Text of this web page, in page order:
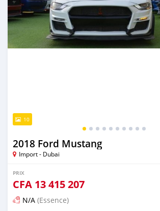
10
2018 Ford Mustang
Import - Dubai
PRIX
CFA 13 415 207
N/A (Essence)